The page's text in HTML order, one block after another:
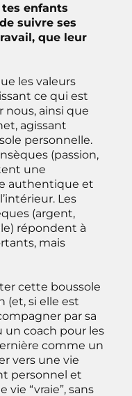
tes enfants
suivre ses
que leur
les valeurs
ce qui est
ainsi que
agissant
personnelle.
(passion,
une
authentique et
Les
(argent,
répondent à
mais
cette boussole
(et, si elle est
par sa
un coach pour les
comme un
vers une vie
personnel et
vie “vraie”, sans